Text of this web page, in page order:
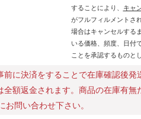
することにより、
キャ
がフルフィルメントさ
場合はキャンセルする
いる価格、頻度、日付
ことを承認するものと
前に決済をすることで在庫確認後発
全額返金されます。商品の在庫有無
お問い合わせ下さい。